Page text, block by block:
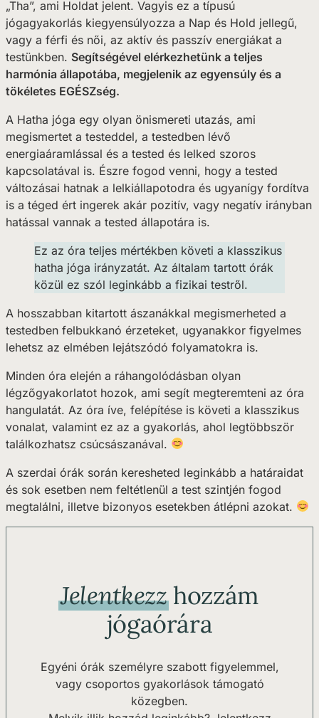
„Tha”, ami Holdat jelent. Vagyis ez a típusú
jógagyakorlás kiegyensúlyozza a Nap és Hold jellegű,
vagy a férfi és női, az aktív és passzív energiákat a
testünkben. Segítségével elérkezhetünk a teljes
harmónia állapotába, megjelenik az egyensúly és a
tökéletes EGÉSZség.
A Hatha jóga egy olyan önismereti utazás, ami
megismertet a testeddel, a testedben lévő
energiaáramlással és a tested és lelked szoros
kapcsolatával is. Észre fogod venni, hogy a tested
változásai hatnak a lelkiállapotodra és ugyanígy fordítva
is a téged ért ingerek akár pozitív, vagy negatív irányban
hatással vannak a tested állapotára is.
Ez az óra teljes mértékben követi a klasszikus
hatha jóga irányzatát. Az általam tartott órák
közül ez szól leginkább a fizikai testről.
A hosszabban kitartott ászanákkal megismerheted a
testedben felbukkanó érzeteket, ugyanakkor figyelmes
lehetsz az elmében lejátszódó folyamatokra is.
Minden óra elején a ráhangolódásban olyan
légzőgyakorlatot hozok, ami segít megteremteni az óra
hangulatát. Az óra íve, felépítése is követi a klasszikus
vonalat, valamint ez az a gyakorlás, ahol legtöbbször
találkozhatsz csúcsászanával.
A szerdai órák során keresheted leginkább a határaidat
és sok esetben nem feltétlenül a test szintjén fogod
megtalálni, illetve bizonyos esetekben átlépni azokat.
Jelentkezzhozzám
jógaórára
Egyéni órák személyre szabott figyelemmel,
vagy csoportos gyakorlások támogató
közegben.